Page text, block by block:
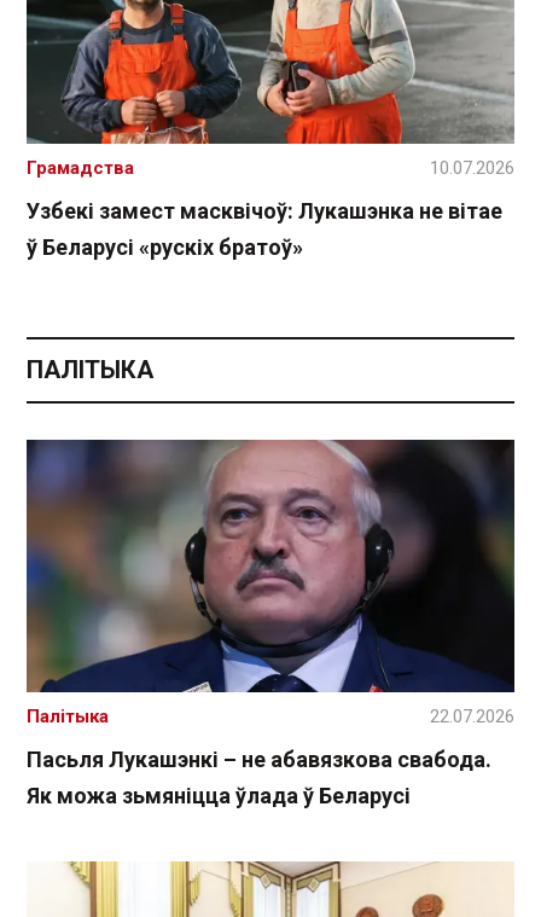
Узбекі замест масквічоў: Лукашэнка не вітае
ў Беларусі «рускіх братоў»
Грамадства 10.07.2026
ПАЛІТЫКА
Пасьля Лукашэнкі – не абавязкова свабода.
Як можа зьмяніцца ўлада ў Беларусі
Палітыка 22.07.2026